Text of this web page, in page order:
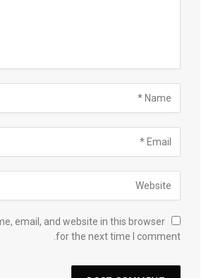
email, and website in this browser
for the next time I comment.